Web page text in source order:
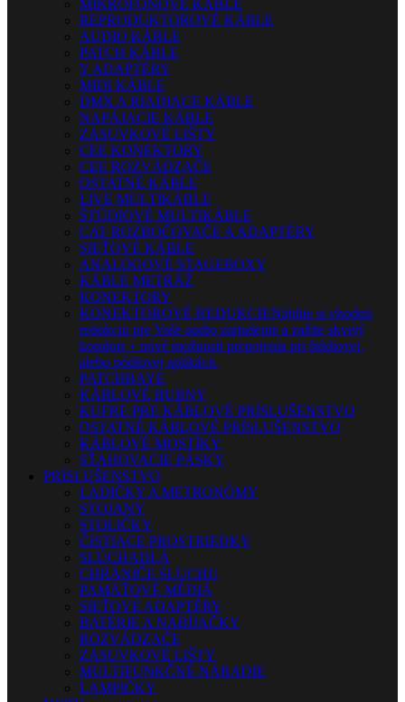
MIKROFÓNOVÉ KÁBLE
REPRODUKTOROVÉ KÁBLE
AUDIO KÁBLE
PATCH KÁBLE
Y ADAPTÉRY
MIDI KÁBLE
DMX A RIADIACE KÁBLE
NAPÁJACIE KÁBLE
ZÁSUVKOVÉ LIŠTY
CEE KONEKTORY
CEE ROZVÁDZAČE
OSTATNÉ KÁBLE
LIVE MULTIKÁBLE
ŠTÚDIOVÉ MULTIKÁBLE
CAT ROZBOČOVAČE A ADAPTÉRY
SIEŤOVÉ KÁBLE
ANALÓGOVÉ STAGEBOXY
KÁBLE METRÁŽ
KONEKTORY
KONEKTOROVÉ REDUKCIENájdite si vhodnú
redukciu pre Vaše audio zariadenie a zažite skvelý
komfort + nové možnosti prepojenia pri štúdiovej,
alebo pódiovej aplikácii.
PATCHBAYE
KÁBLOVÉ BUBNY
KUFRE PRE KÁBLOVÉ PRÍSLUŠENSTVO
OSTATNÉ KÁBLOVÉ PRÍSLUŠENSTVO
KÁBLOVÉ MOSTÍKY
SŤAHOVACIE PÁSKY
PRÍSLUŠENSTVO
LADIČKY A METRONÓMY
STOJANY
STOLIČKY
ČISTIACE PROSTRIEDKY
SLÚCHADLÁ
CHRÁNIČE SLUCHU
PAMÄŤOVÉ MÉDIÁ
SIEŤOVÉ ADAPTÉRY
BATÉRIE A NABÍJAČKY
ROZVÁDZAČE
ZÁSUVKOVÉ LIŠTY
MULTIFUNKČNÉ NÁRADIE
LAMPIČKY